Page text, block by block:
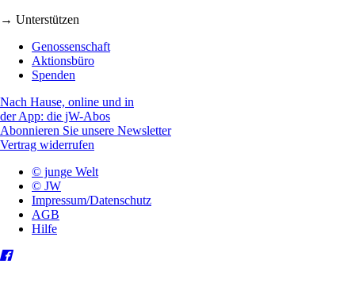
→ Unterstützen
Genossenschaft
Aktionsbüro
Spenden
Nach Hause, online und in
der App: die jW-Abos
Abonnieren Sie unsere Newsletter
Vertrag widerrufen
© junge Welt
© JW
Impressum/Datenschutz
AGB
Hilfe